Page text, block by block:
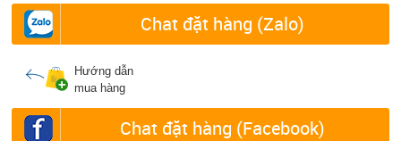
Chat đặt hàng (Zalo)
Hướng dẫn
mua hàng
Chat đặt hàng (Facebook)